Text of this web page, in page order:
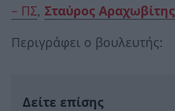
– ΠΣ, Σταύρος Αραχωβίτης
Περιγράφει ο βουλευτής:
Δείτε επίσης